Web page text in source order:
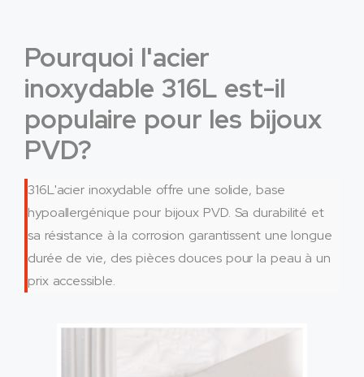
Pourquoi l'acier
inoxydable 316L est-il
populaire pour les bijoux
PVD?
316L'acier inoxydable offre une solide, base
hypoallergénique pour bijoux PVD. Sa durabilité et
sa résistance à la corrosion garantissent une longue
durée de vie, des pièces douces pour la peau à un
prix accessible.